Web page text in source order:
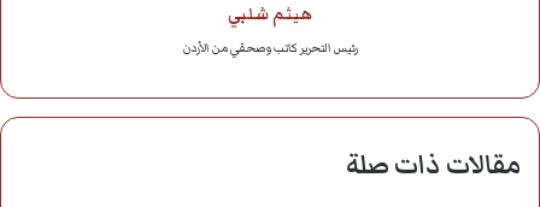
هيثم شلبي
رئيس التحرير كاتب وصحفي من الأردن
مقالات ذات صلة